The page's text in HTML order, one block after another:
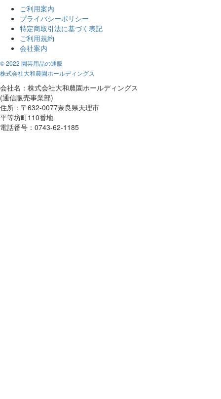
ご利用案内
プライバシーポリシー
特定商取引法に基づく表記
ご利用規約
会社案内
© 2022 園芸用品の通販
株式会社大和農園ホールディングス
会社名：株式会社大和農園ホールディングス
(通信販売事業部)
住所：〒632-0077奈良県天理市
平等坊町110番地
電話番号：0743-62-1185